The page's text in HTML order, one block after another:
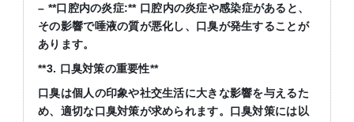
– **口腔内の炎症:** 口腔内の炎症や感染症があると、
その影響で唾液の質が悪化し、口臭が発生することが
あります。
**3. 口臭対策の重要性**
口臭は個人の印象や社交生活に大きな影響を与えるた
め、適切な口臭対策が求められます。口臭対策には以